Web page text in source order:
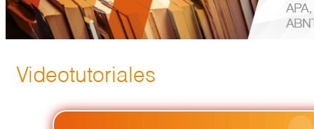
Videotutoriales